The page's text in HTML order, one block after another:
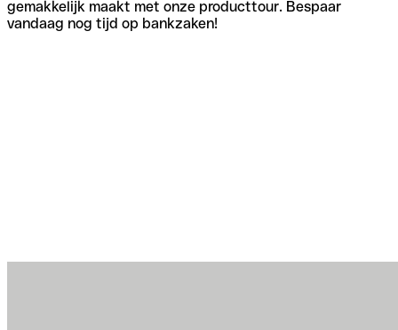
gemakkelijk maakt met onze producttour. Bespaar
vandaag nog tijd op bankzaken!